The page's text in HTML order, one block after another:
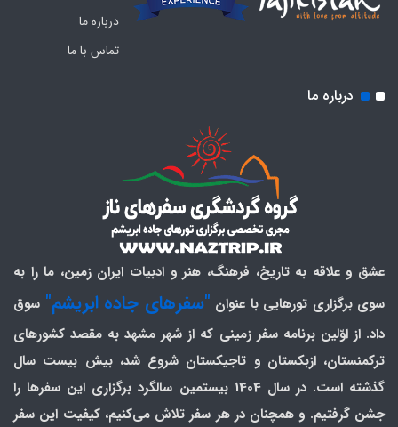
درباره ما
تماس با ما
درباره ما
عشق و علاقه به تاریخ، فرهنگ، هنر و ادبیات ایران زمین، ما را به
سوی برگزاری تورهایی با عنوان "سفرهای جاده ابریشم" سوق
داد. از اوّلین برنامه سفر زمینی که از شهر مشهد به مقصد کشورهای
ترکمنستان، ازبکستان و تاجیکستان شروع شد، بیش بیست سال
گذشته است. در سال 1404 بیستمین سالگرد برگزاری این سفرها را
جشن گرفتیم. و همچنان در هر سفر تلاش می‌کنیم، کیفیت این سفر